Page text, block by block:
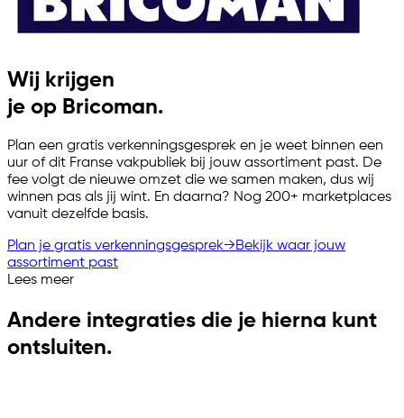
Wij krijgen
je op Bricoman.
Plan een gratis verkenningsgesprek en je weet binnen een
uur of dit Franse vakpubliek bij jouw assortiment past. De
fee volgt de nieuwe omzet die we samen maken, dus wij
winnen pas als jij wint. En daarna? Nog 200+ marketplaces
vanuit dezelfde basis.
Plan je gratis verkenningsgesprek→Bekijk waar jouw
assortiment past
Lees meer
Andere integraties die je hierna kunt
ontsluiten.